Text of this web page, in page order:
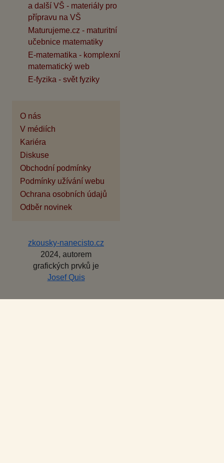
a další VŠ - materiály pro
přípravu na VŠ
Maturujeme.cz - maturitní
učebnice matematiky
E-matematika - komplexní
matematický web
E-fyzika - svět fyziky
O nás
V médiích
Kariéra
Diskuse
Obchodní podmínky
Podmínky užívání webu
Ochrana osobních údajů
Odběr novinek
zkousky-nanecisto.cz
2024, autorem
grafických prvků je
Josef Quis